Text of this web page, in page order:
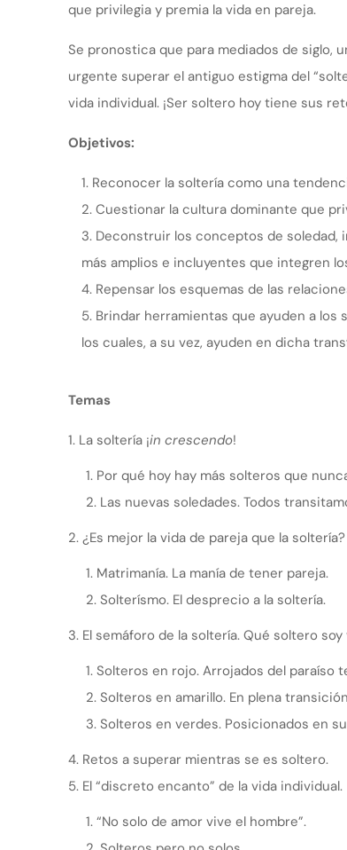
que privilegia y premia la vida en pareja.
Se pronostica que para mediados de siglo,
urgente superar el antiguo estigma del
vida individual. ¡Ser soltero hoy tiene sus
Objetivos:
Reconocer la soltería como una
Cuestionar la cultura dominante que
Deconstruir los conceptos de
más amplios e incluyentes que integren
Repensar los esquemas de las
Brindar herramientas que ayuden a
los cuales, a su vez, ayuden en dicha
Temas
La soltería ¡in crescendo!
Por qué hoy hay más solteros que
Las nuevas soledades. Todos
¿Es mejor la vida de pareja que la soltería?
Matrimanía. La manía de tener pareja.
Solterísmo. El desprecio a la soltería.
El semáforo de la soltería. Qué soltero
Solteros en rojo. Arrojados del paraíso
Solteros en amarillo. En plena
Solteros en verdes. Posicionados en
Retos a superar mientras se es soltero.
El “discreto encanto” de la vida individual.
“No solo de amor vive el hombre”.